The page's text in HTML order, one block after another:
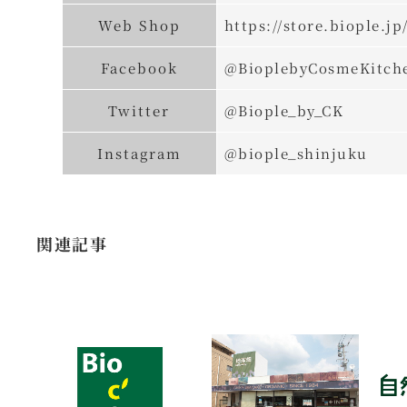
Web Shop https://
Facebook
Twitter @Biople_by_CK
Instagram @biople_shinjuku
関連記事